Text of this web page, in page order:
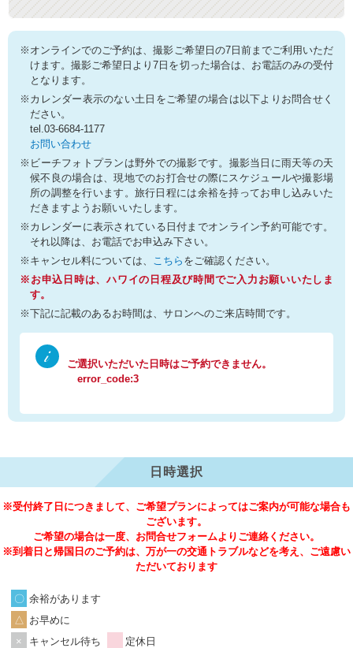
※オンラインでのご予約は、撮影ご希望日の7日前までご利用いただ
けます。撮影ご希望日より7日を切った場合は、お電話のみの受付
となります。
※カレンダー表示のない土日をご希望の場合は以下よりお問合せく
ださい。
tel.03-6684-1177
お問い合わせ
※ビーチフォトプランは野外での撮影です。撮影当日に雨天等の天
候不良の場合は、現地でのお打合せの際にスケジュールや撮影場
所の調整を行います。旅行日程には余裕を持ってお申し込みいた
だきますようお願いいたします。
※カレンダーに表示されている日付までオンライン予約可能です。
それ以降は、お電話でお申込み下さい。
※キャンセル料については、 こちら をご確認ください。
※お申込日時は、ハワイの日程及び時間でご入力お願いいたしま
す。
※下記に記載のあるお時間は、サロンへのご来店時間です。
ご選択いただいた日時はご予約できません。
error_code:3
日時選択
※受付終了日につきまして、ご希望プランによってはご案内が可能な場合も
ございます。
ご希望の場合は一度、お問合せフォームよりご連絡ください。
※到着日と帰国日のご予約は、万が一の交通トラブルなどを考え、ご遠慮い
ただいております
余裕があります
お早めに
キャンセル待ち
定休日